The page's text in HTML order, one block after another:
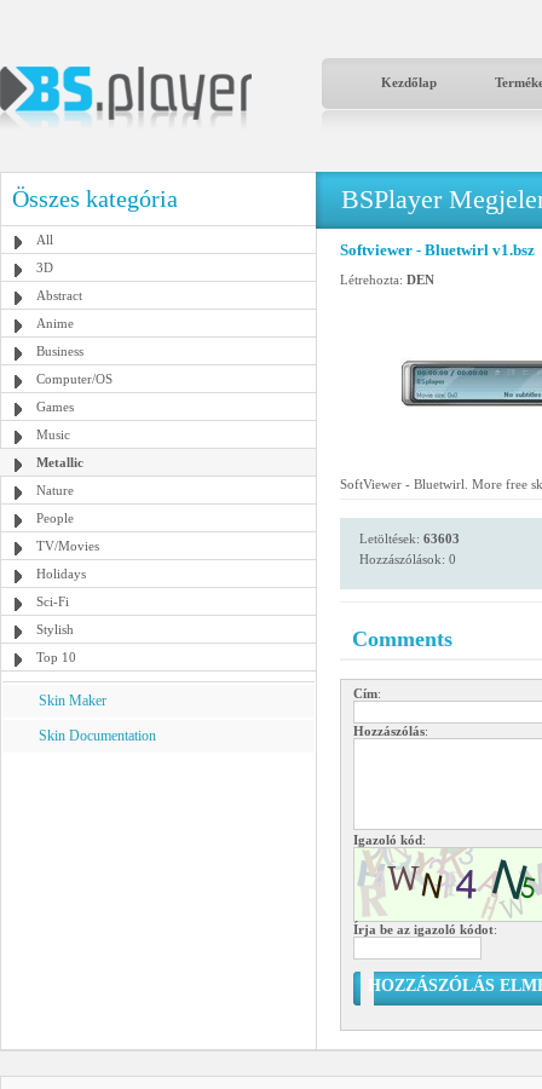
Kezdőlap
Összes kategória
All
3D
Abstract
Anime
Business
Computer/OS
Games
Music
Metallic
Nature
People
TV/Movies
Holidays
Sci-Fi
Stylish
Top 10
Skin Maker
Skin Documentation
BSPlayer
Softviewer - Bluetwirl v1.bsz
Létrehozta: DEN
SoftViewer - Bluetwirl. More free
Letöltések: 63603
Hozzászólások: 0
Comments
Cím:
Hozzászólás:
Igazoló kód:
Írja be az igazoló kódot:
HOZZÁSZÓLÁS